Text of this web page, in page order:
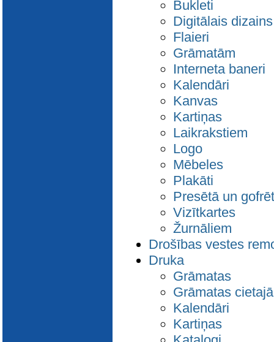
Bukleti
Digitālais dizains
Flaieri
Grāmatām
Interneta baneri
Kalendāri
Kanvas
Kartiņas
Laikrakstiem
Logo
Mēbeles
Plakāti
Presētā un
Vizītkartes
Žurnāliem
Drošības vestes
Druka
Grāmatas
Grāmatas
Kalendāri
Kartiņas